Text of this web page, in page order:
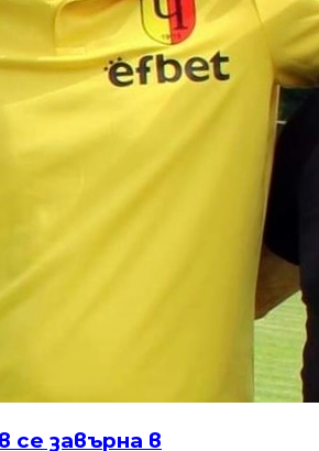
се завърна в